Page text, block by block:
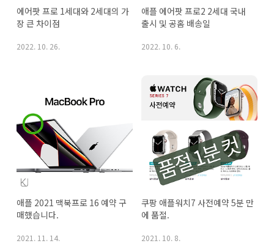
에어팟 프로 1세대와 2세대의 가
장 큰 차이점
2022. 10. 26.
애플 에어팟 프로2 2세대 국내
출시 및 공홈 배송일
2022. 10. 6.
애플 2021 맥북프로 16 예약 구
매했습니다.
2021. 11. 14.
쿠팡 애플워치7 사전예약 5분 만
에 품절.
2021. 10. 8.